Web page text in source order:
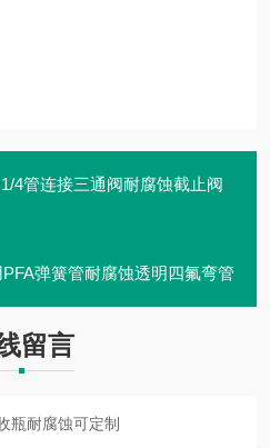
4管连接三通阀耐腐蚀截止阀
弹簧管耐腐蚀透明四氟弯管
留言